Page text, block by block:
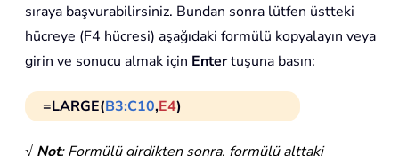
sıraya başvurabilirsiniz. Bundan sonra lütfen üstteki
hücreye (F4 hücresi) aşağıdaki formülü kopyalayın veya
girin ve sonucu almak için Entertuşuna basın:
=LARGE(B3:C10,E4)
√ Not: Formülü girdikten sonra, formülü alttaki